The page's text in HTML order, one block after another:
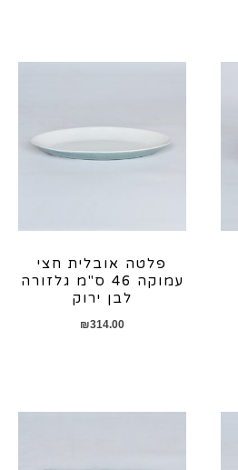
פלטה אובלית חצי
עמוקה 46 ס"מ גלזורה
לבן ירוק
₪314.00